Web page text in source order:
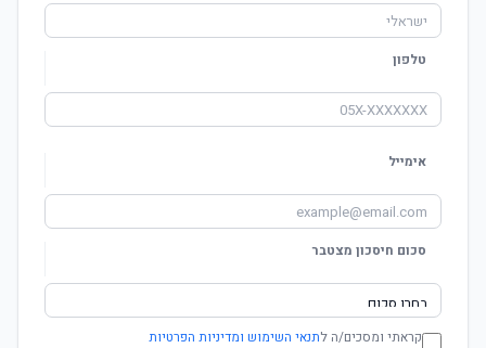
טלפון
אימייל
סכום חיסכון מצטבר
קראתי ומסכים/ה לתנאי השימוש ומדיניות הפרטיות